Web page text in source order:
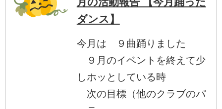
ダンス】
今月は ９曲踊りました
９月のイベントを終えて少
しホッとしている時
次の目標（他のクラブのパ